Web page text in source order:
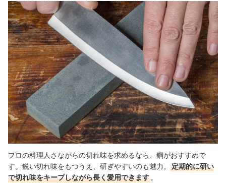
プロの料理人さながらの切れ味を求めるなら、鋼がおすすめで
す。鋭い切れ味をもつうえ、研ぎやすいのも魅力。
定期的に研い
で切れ味をキープしながら長く愛用できます 。